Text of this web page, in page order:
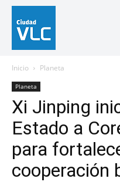
Inicio Planeta
Planeta
Xi Jinping
Estado a
para
cooperación